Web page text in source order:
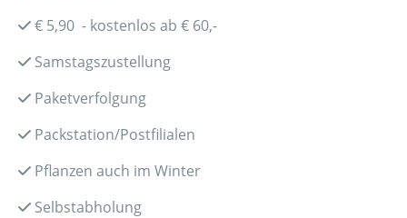
€ 5,90 - kostenlos ab € 60,-
Samstagszustellung
Paketverfolgung
Packstation/Postfilialen
Pflanzen auch im Winter
Selbstabholung